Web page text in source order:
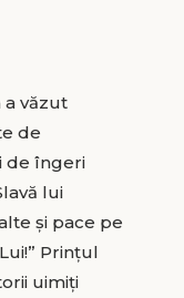
a văzut
de
de îngeri
lui
și pace pe
Prințul
uimiți